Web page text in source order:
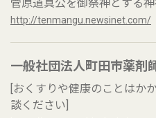
菅原道真公を御祭神とする
http://tenmangu.newsinet.com/
一般社団法人町田市薬剤
[おくすりや健康のことはか
談ください]